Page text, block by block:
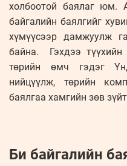
холбоотой баялаг юм.
байгалийн баялгийг
хүмүүсээр дамжуулж
байна. Гэхдээ
төрийн өмч гэдэг
нийцүүлж, төрийн
баялгаа хамгийн зөв
Би байгалийн